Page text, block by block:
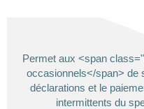
Permet aux <span
occasionnels</span> de
déclarations et le
intermittents du